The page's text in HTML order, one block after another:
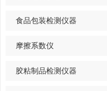
食品包装检测仪器
摩擦系数仪
胶粘制品检测仪器